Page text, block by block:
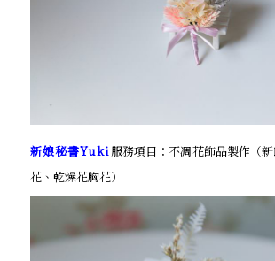
新娘秘書Yuki服務項目：不凋花飾品製作（
花、乾燥花胸花）